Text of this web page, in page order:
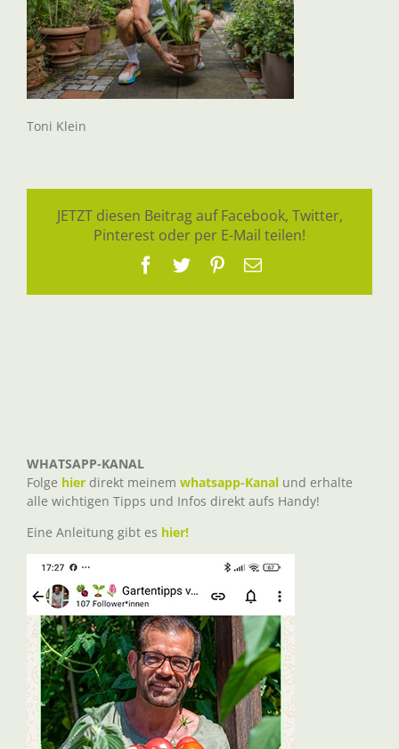
Toni Klein
JETZT diesen Beitrag auf Facebook, Twitter,
Pinterest oder per E-Mail teilen!
Facebook
TwitterPinterest
E-
WHATSAPP-KANAL
Folge hier direkt meinem whatsapp-Kanal und erhalte
alle wichtigen Tipps und Infos direkt aufs Handy!
Eine Anleitung gibt es hier!